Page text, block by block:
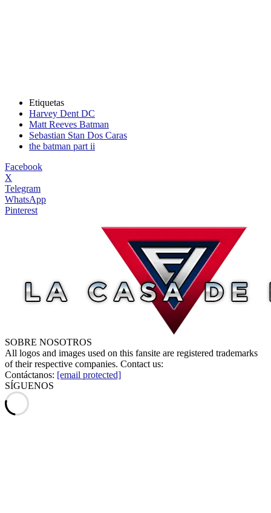
Etiquetas
Harvey Dent DC
Matt Reeves Batman
Sebastian Stan Dos Caras
the batman part ii
Facebook
X
Telegram
WhatsApp
Pinterest
SOBRE NOSOTROS
All logos and images used on this fansite are registered trademarks
of their respective companies. Contact us:
Contáctanos: [email protected]
SÍGUENOS